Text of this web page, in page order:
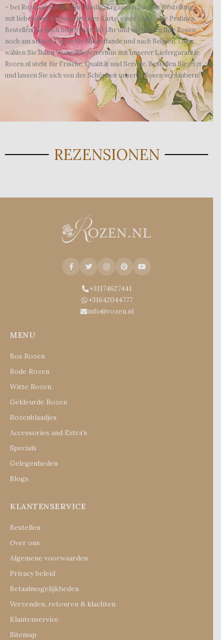
– bei Rozen.nl werden Sie fündig. Ergänzen Sie Ihre Bestellung
mit liebevollen Extras wie einer Karte, einer Vase oder Pralinen.
Bestellen Sie noch heute vor 9:00 Uhr und wir liefern Ihre Rosen
noch am selben Tag in die Niederlande und nach Belgien. Oder
wählen Sie Ihren Wunschliefertermin mit unserer Liefergarantie.
Rozen.nl steht für Frische, Qualität und Service. Bestellen Sie jetzt
und lassen Sie sich von der Schönheit unserer Rosen verzaubern!
REZENSIONEN
+31174627441
+31642044777
info@rozen.nl
MENU
Bos Rozen
Rode Rozen
Witte Rozen
Gekleurde Rozen
Rozenblaadjes
Accessories and Extra's
Specials
Gelegenheden
Blogs
KLANTENSERVICE
Bestellen
Over ons
Algemene voorwaarden
Privacy beleid
Betaalmogelijkheden
Verzenden, retouren & klachten
Klantenservice
Sitemap